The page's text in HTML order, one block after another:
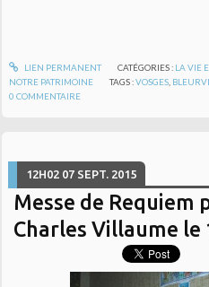
LIEN PERMANENT CATÉGORIES : LA VIE
NOTRE PATRIMOINE
TAGS :VOSGES
0 COMMENTAIRE
12H02 07 SEPT. 2015
Messe de Requiem
Charles Villaume le